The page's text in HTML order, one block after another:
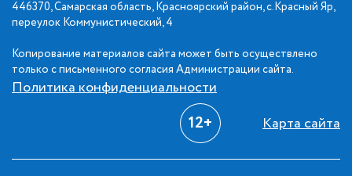
446370, Самарская область, Красноярский район, с.Красный Яр,
переулок Коммунистический, 4
Копирование материалов сайта может быть осуществлено
только с письменного согласия Администрации сайта.
Политика конфиденциальности
12+ Карта сайта